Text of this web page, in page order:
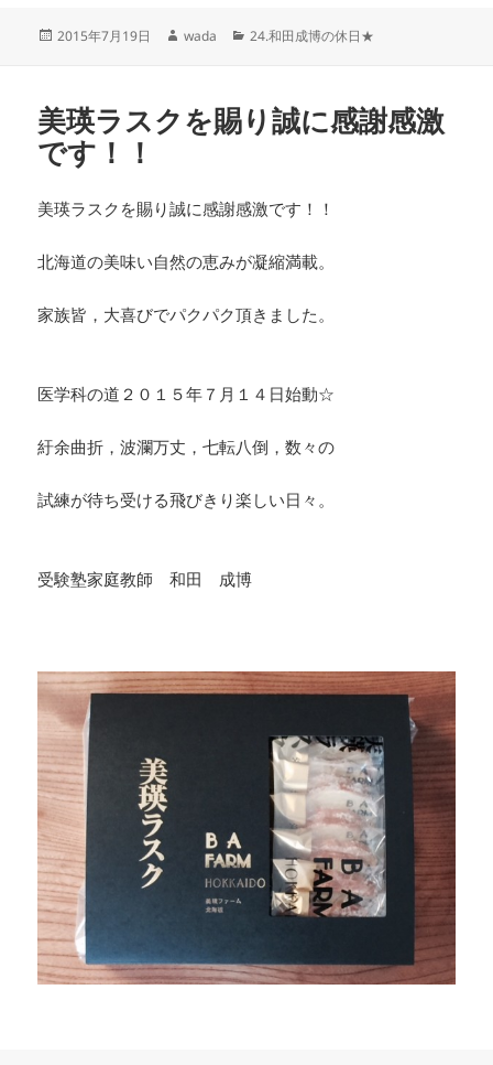
投
2015年7月19日
作
wada
カ
ー
24.和田成博の休日★
美瑛ラスクを賜り誠に感謝感激
です！！
美瑛ラスクを賜り誠に感謝感激です！！
北海道の美味い自然の恵みが凝縮満載。
家族皆，大喜びでパクパク頂きました。
医学科の道２０１５年７月１４日始動☆
紆余曲折，波瀾万丈，七転八倒，数々の
試練が待ち受ける飛びきり楽しい日々。
受験塾家庭教師 和田 成博